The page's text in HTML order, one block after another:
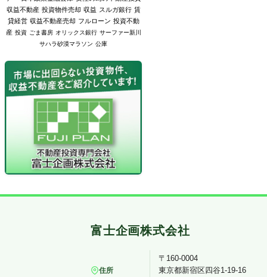
収益不動産 投資物件売却 収益 スルガ銀行 賃
貸経営 収益不動産売却 フルローン 投資不動
産 投資 ごま書房 オリックス銀行 サーファー新川
サハラ砂漠マラソン 公庫
住所
〒160-0004
東京都新宿区四谷1-19-16